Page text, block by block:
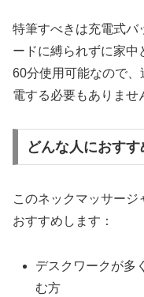
特筆すべきは充電式バ
ードに縛られずに家中
60分使用可能なので
電する必要もありませ
どんな人におす
このネックマッサージ
おすすめします：
デスクワークが多
む方